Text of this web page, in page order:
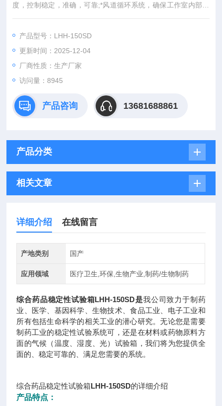
度，控制稳定，准确，可靠;*风道循环系统，确保工作室内部风
力分布均匀;温湿度控制器，压缩机，循环风机等零部件均采用进
产品型号：LHH-150SD
更新时间：2025-12-04
厂商性质：生产厂家
访问量：8945
产品咨询 13681688861
产品分类
相关文章
详细介绍 在线留言
产地类别 国产
应用领域 医疗卫生,环保,生物产业,制药/生物制药
综合药品稳定性试验箱LHH-150SD是我公司致力于制药
业、医学、基因科学、生物技术、食品工业、电子工业和
所有包括生命科学的相关工业的潜心研究。无论您是需要
制药工业的稳定性试验系统可，还是在材料或药物原料方
面的气候（温度、湿度、光）试验箱，我们将为您提供全
面的、稳定可靠的、满足您需要的系统。
综合药品稳定性试验箱LHH-150SD的详细介绍
产品特点：